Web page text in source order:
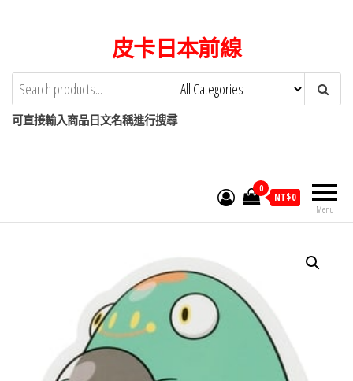
content
皮卡日本前線
可直接輸入商品日文名稱進行搜尋
Menu
0
NT$0